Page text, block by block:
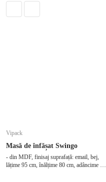
Vipack
Masă de înfășat Swingo
- din MDF, finisaj suprafață: email, bej,
lățime 95 cm, înălțime 80 cm, adâncime 52